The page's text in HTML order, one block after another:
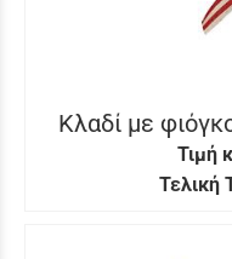
Κλαδί με
Τιμή
Τελική